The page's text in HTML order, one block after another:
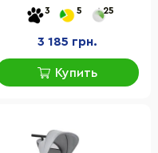
1021-6 колесо 12 дюймов
3 5 25
3 185 грн.
Купить